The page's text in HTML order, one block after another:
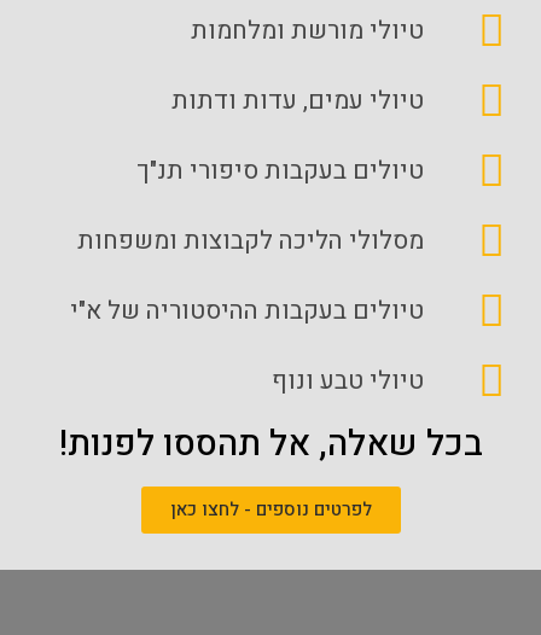
טיולי מורשת ומלחמות
טיולי עמים, עדות ודתות
טיולים בעקבות סיפורי תנ"ך
מסלולי הליכה לקבוצות ומשפחות
טיולים בעקבות ההיסטוריה של א"י
טיולי טבע ונוף
בכל שאלה, אל תהססו לפנות!
לפרטים נוספים - לחצו כאן